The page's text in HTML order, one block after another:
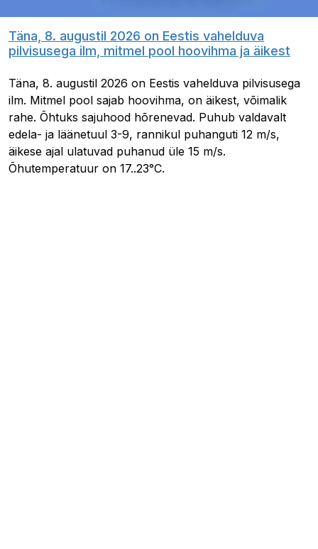
Täna, 8. augustil 2026 on Eestis vahelduva
pilvisusega ilm, mitmel pool hoovihma ja äikest
Täna, 8. augustil 2026 on Eestis vahelduva pilvisusega
ilm. Mitmel pool sajab hoovihma, on äikest, võimalik
rahe. Õhtuks sajuhood hõrenevad. Puhub valdavalt
edela- ja läänetuul 3-9, rannikul puhanguti 12 m/s,
äikese ajal ulatuvad puhanud üle 15 m/s.
Õhutemperatuur on 17..23°C.